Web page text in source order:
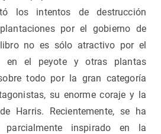
los intentos de destrucción
por el gobierno de
no es sólo atractivo por el
en el peyote y otras plantas
todo por la gran categoría
su enorme coraje y la
Harris. Recientemente, se ha
inspirado en la